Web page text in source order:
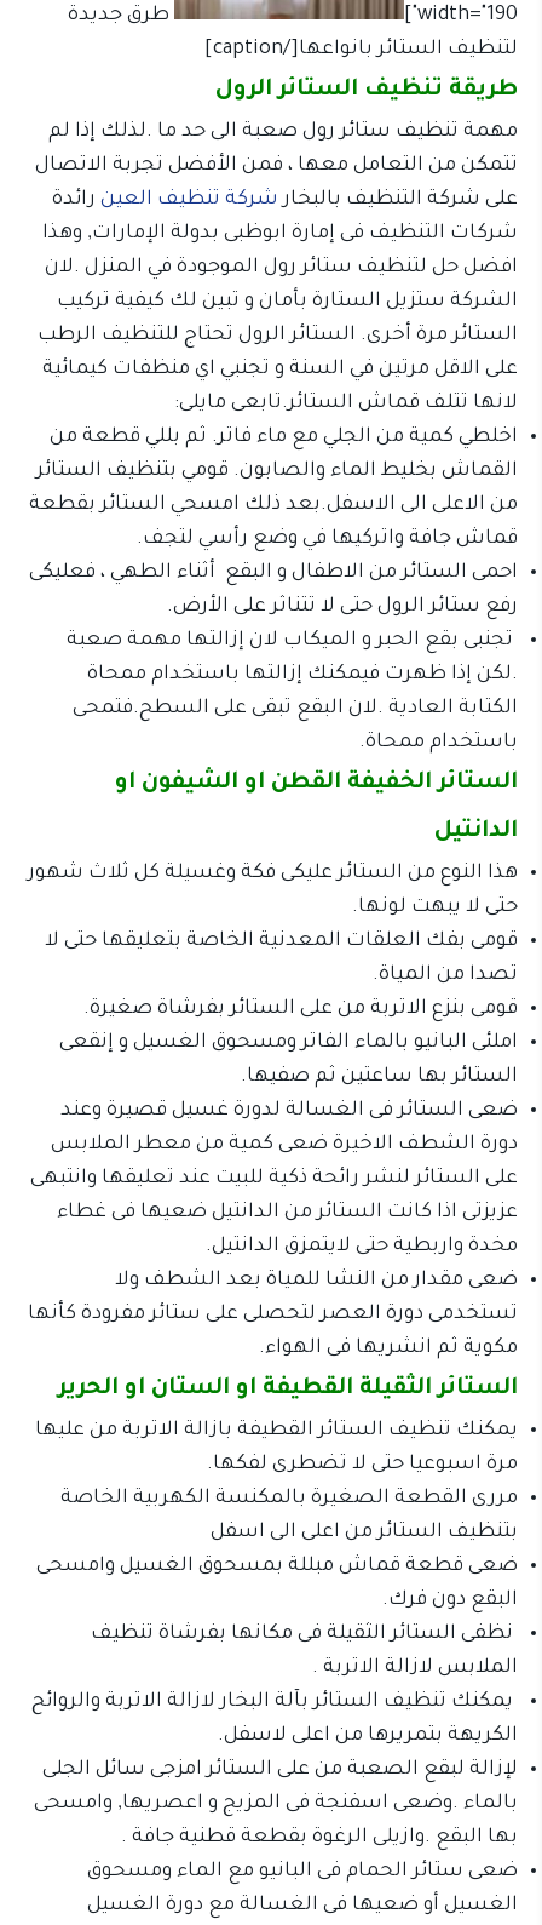
width="190"]
طرق جديدة
لتنظيف الستائر بانواعها[/caption]
طريقة تنظيف الستائر الرول
مهمة تنظيف ستائر رول صعبة الى حد ما .لذلك إذا لم
تتمكن من التعامل معها ، فمن الأفضل تجربة الاتصال
على شركة التنظيف بالبخار شركة تنظيف العين رائدة
شركات التنظيف فى إمارة ابوظبى بدولة الإمارات, وهذا
افضل حل لتنظيف ستائر رول الموجودة في المنزل .لان
الشركة ستزيل الستارة بأمان و تبين لك كيفية تركيب
الستائر مرة أخرى. الستائر الرول تحتاج للتنظيف الرطب
على الاقل مرتين في السنة و تجنبي اي منظفات كيمائية
لانها تتلف قماش الستائر.تابعى مايلى:
اخلطي كمية من الجلي مع ماء فاتر. ثم بللي قطعة من
القماش بخليط الماء والصابون. قومي بتنظيف الستائر
من الاعلى الى الاسفل.بعد ذلك امسحي الستائر بقطعة
قماش جافة واتركيها في وضع رأسي لتجف.
احمى الستائر من الاطفال و البقع أثناء الطهي ، فعليكى
رفع ستائر الرول حتى لا تتناثر على الأرض.
تجنبى بقع الحبر و الميكاب لان إزالتها مهمة صعبة
.لكن إذا ظهرت فيمكنك إزالتها باستخدام ممحاة
الكتابة العادية .لان البقع تبقى على السطح.فتمحى
باستخدام ممحاة.
الستائر الخفيفة القطن او الشيفون او
الدانتيل
هذا النوع من الستائر عليكى فكة وغسيلة كل ثلاث شهور
حتى لا يبهت لونها.
قومى بفك العلقات المعدنية الخاصة بتعليقها حتى لا
تصدا من المياة.
قومى بنزع الاتربة من على الستائر بفرشاة صغيرة.
املئى البانيو بالماء الفاتر ومسحوق الغسيل و إنقعى
الستائر بها ساعتين ثم صفيها.
ضعى الستائر فى الغسالة لدورة غسيل قصيرة وعند
دورة الشطف الاخيرة ضعى كمية من معطر الملابس
على الستائر لنشر رائحة ذكية للبيت عند تعليقها وانتبهى
عزيزتى اذا كانت الستائر من الدانتيل ضعيها فى غطاء
مخدة واربطية حتى لايتمزق الدانتيل.
ضعى مقدار من النشا للمياة بعد الشطف ولا
تستخدمى دورة العصر لتحصلى على ستائر مفرودة كأنها
مكوية ثم انشريها فى الهواء.
الستائر الثقيلة القطيفة او الستان او الحرير
يمكنك تنظيف الستائر القطيفة بازالة الاتربة من عليها
مرة اسبوعيا حتى لا تضطرى لفكها.
مررى القطعة الصغيرة بالمكنسة الكهربية الخاصة
بتنظيف الستائر من اعلى الى اسفل
ضعى قطعة قماش مبللة بمسحوق الغسيل وامسحى
البقع دون فرك.
نظفى الستائر الثقيلة فى مكانها بفرشاة تنظيف
الملابس لازالة الاتربة .
يمكنك تنظيف الستائر بآلة البخار لازالة الاتربة والروائح
الكريهة بتمريرها من اعلى لاسفل.
لإزالة لبقع الصعبة من على الستائر امزجى سائل الجلى
بالماء .وضعى اسفنجة فى المزيج و اعصريها, وامسحى
بها البقع .وازيلى الرغوة بقطعة قطنية جافة .
ضعى ستائر الحمام فى البانيو مع الماء ومسحوق
الغسيل أو ضعيها فى الغسالة مع دورة الغسيل